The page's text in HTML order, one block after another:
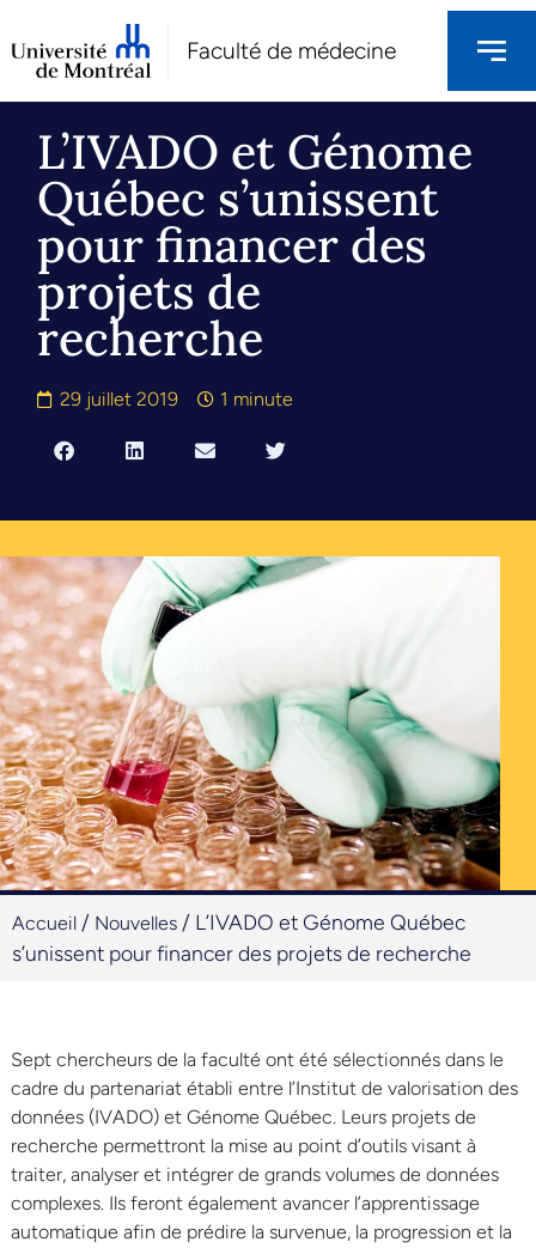
Faculté de médecine
L’IVADO et Génome
Québec s’unissent
pour financer des
projets de
recherche
29 juillet 2019 1 minute
Accueil / Nouvelles / L’IVADO et Génome Québec
s’unissent pour financer des projets de recherche
Sept chercheurs de la faculté ont été sélectionnés dans le
cadre du partenariat établi entre l’Institut de valorisation des
données (IVADO) et Génome Québec. Leurs projets de
recherche permettront la mise au point d’outils visant à
traiter, analyser et intégrer de grands volumes de données
complexes. Ils feront également avancer l’apprentissage
automatique afin de prédire la survenue, la progression et la